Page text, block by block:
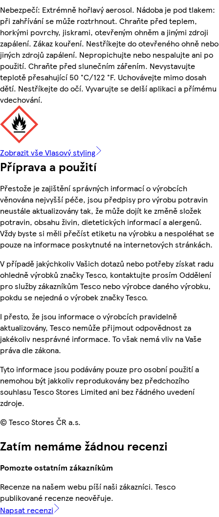
Nebezpečí: Extrémně hořlavý aerosol. Nádoba je pod tlakem:
při zahřívání se může roztrhnout. Chraňte před teplem,
horkými povrchy, jiskrami, otevřeným ohněm a jinými zdroji
zapálení. Zákaz kouření. Nestříkejte do otevřeného ohně nebo
jiných zdrojů zapálení. Nepropichujte nebo nespalujte ani po
použití. Chraňte před slunečním zářením. Nevystavujte
teplotě přesahující 50 °C/122 °F. Uchovávejte mimo dosah
dětí. Nestříkejte do očí. Vyvarujte se delší aplikaci a přímému
vdechování.
Zobrazit vše Vlasový styling
Příprava a použití
Přestože je zajištění správných informací o výrobcích
věnována nejvyšší péče, jsou předpisy pro výrobu potravin
neustále aktualizovány tak, že může dojít ke změně složek
potravin, obsahu živin, dietetických informací a alergenů.
Vždy byste si měli přečíst etiketu na výrobku a nespoléhat se
pouze na informace poskytnuté na internetových stránkách.
V případě jakýchkoliv Vašich dotazů nebo potřeby získat radu
ohledně výrobků značky Tesco, kontaktujte prosím Oddělení
pro služby zákazníkům Tesco nebo výrobce daného výrobku,
pokdu se nejedná o výrobek značky Tesco.
I přesto, že jsou informace o výrobcích pravidelně
aktualizovány, Tesco nemůže přijmout odpovědnost za
jakékoliv nesprávné informace. To však nemá vliv na Vaše
práva dle zákona.
Tyto informace jsou podávány pouze pro osobní použití a
nemohou být jakkoliv reprodukovány bez předchozího
souhlasu Tesco Stores Limited ani bez řádného uvedení
zdroje.
© Tesco Stores ČR a.s.
Zatím nemáme žádnou recenzi
Pomozte ostatním zákazníkům
Recenze na našem webu píší naši zákazníci. Tesco
publikované recenze neověřuje.
Napsat recenzi